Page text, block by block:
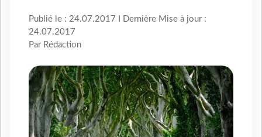
Publié le : 24.07.2017 I Dernière Mise à jour :
24.07.2017
Par Rédaction